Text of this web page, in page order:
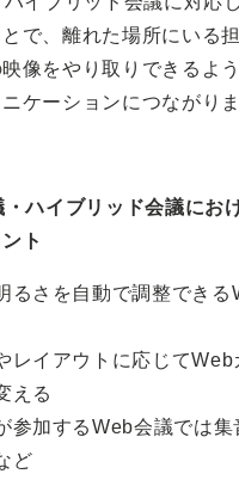
で、離れた場所にいる
像をやり取りできるよ
ケーションにつながりま
ハイブリッド会議にお
ト
るさを自動で調整できる
レイアウトに応じてWeb
える
参加するWeb会議では集
ど